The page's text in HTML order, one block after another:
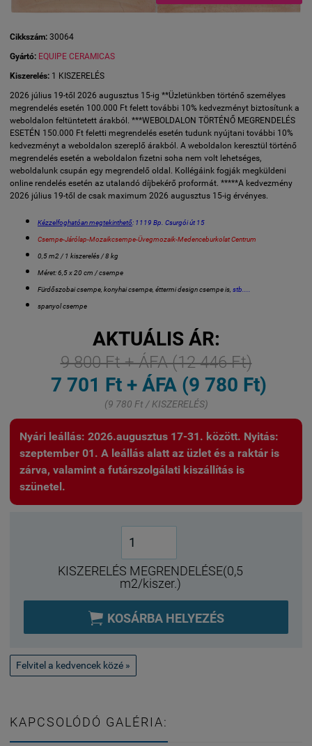
Cikkszám: 30064
Gyártó: EQUIPE CERAMICAS
Kiszerelés: 1 KISZERELÉS
2026 július 19-től 2026 augusztus 15-ig **Üzletünkben történő személyes
megrendelés esetén 100.000 Ft felett további 10% kedvezményt biztosítunk a
weboldalon feltüntetett árakból. ***WEBOLDALON TÖRTÉNŐ MEGRENDELÉS
ESETÉN 150.000 Ft feletti megrendelés esetén tudunk nyújtani további 10%
kedvezményt a weboldalon szereplő árakból. A weboldalon keresztül történő
megrendelés esetén a weboldalon fizetni soha nem volt lehetséges,
weboldalunk csupán egy megrendelő oldal. Kollégáink fogják megküldeni
online rendelés esetén az utalandó díjbekérő proformát. *****A kedvezmény
2026 július 19-től de csak maximum 2026 augusztus 15-ig érvényes.
Kézzelfoghatóan megtekinthető: 1119 Bp. Csurgói út 15
Csempe-Járólap-Mozaikcsempe-Üvegmozaik-Medenceburkolat Centrum
0,5 m2 / 1 kiszerelés / 8 kg
Méret: 6,5 x 20 cm / csempe
Fürdőszobai csempe, konyhai csempe, éttermi design csempe is, stb....
spanyol csempe
AKTUÁLIS ÁR:
9 800 Ft + ÁFA (12 446 Ft)
7 701 Ft + ÁFA (9 780 Ft)
(9 780 Ft / KISZERELÉS)
Nyári leállás: 2026.augusztus 17-31. között. Nyitás:
szeptember 01. A leállás alatt az üzlet és a raktár is
zárva, valamint a futárszolgálati kiszállítás is
szünetel.
KISZERELÉS MEGRENDELÉSE(0,5
m2/kiszer.)
 KOSÁRBA HELYEZÉS
Felvitel a kedvencek közé »
KAPCSOLÓDÓ GALÉRIA: